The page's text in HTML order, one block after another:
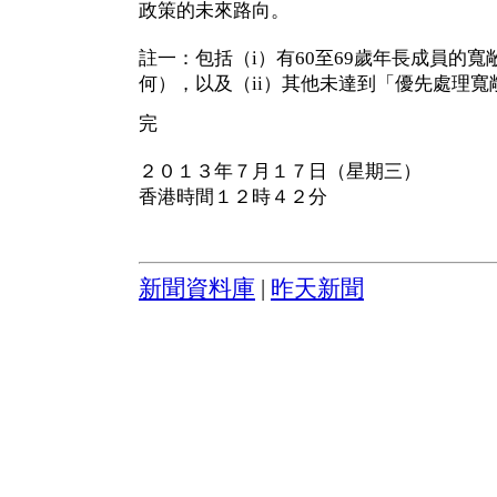
政策的未來路向。
註一：包括（i）有60至69歲年長成員的寬
何），以及（ii）其他未達到「優先處理寬
完
２０１３年７月１７日（星期三）
香港時間１２時４２分
新聞資料庫 昨天新聞